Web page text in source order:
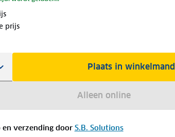
prijs
Plaats in winkelmand
Alleen online
en verzending door S.B. Solutions